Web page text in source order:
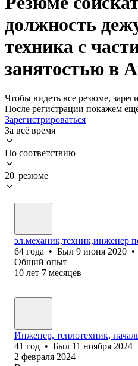
должность
техника с
занятостью в
Чтобы видеть все резюме,
После регистрации покажем
Зарегистрироваться
За всё время
По соответствию
20 резюме
эл.механик,техник,инженер
64 года • Был 9 июня 2020 •
Общий опыт
10 лет 7 месяцев
Инженер, теплотехник,
41 год • Был 11 ноября 2024
2 февраля 2024